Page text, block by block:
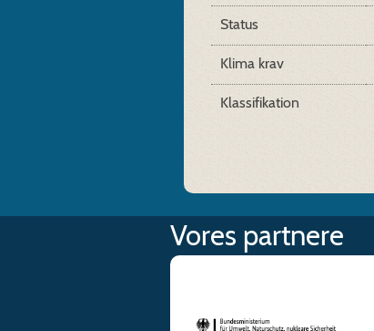
Status
Klima krav
Klassifikation
Vores partnere